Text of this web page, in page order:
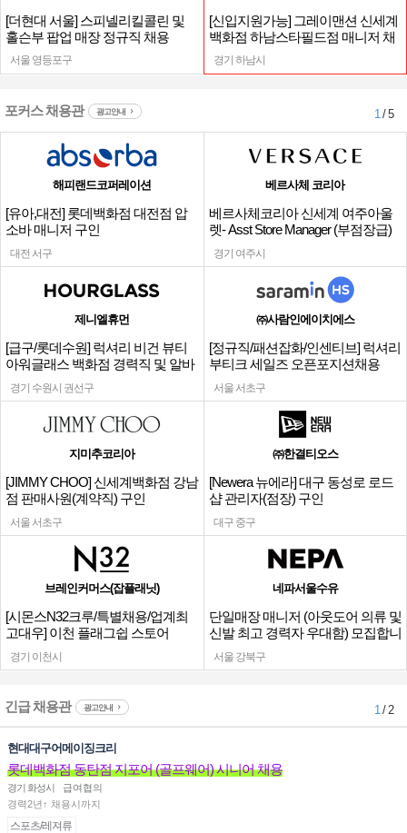
[더현대 서울] 스피넬리킬콜린 및
홀슨부 팝업 매장 정규직 채용
서울 영등포구
[신입지원가능] 그레이맨션 신세계
백화점 하남스타필드점 매니저 채
용
경기 하남시
포커스 채용관 광고안내 1/ 5
해피랜드코퍼레이션
[유아,대전] 롯데백화점 대전점 압
소바 매니저 구인
대전 서구
베르사체 코리아
베르사체코리아 신세계 여주아울
렛- Asst Store Manager (부점장급)
채용
경기 여주시
제니엘휴먼
[급구/롯데수원] 럭셔리 비건 뷰티
아워글래스 백화점 경력직 및 알바
채용
경기 수원시 권선구
㈜사람인에이치에스
[정규직/패션잡화/인센티브] 럭셔리
부티크 세일즈 오픈포지션채용
서울 서초구
지미추코리아
[JIMMY CHOO] 신세계백화점 강남
점 판매사원(계약직) 구인
서울 서초구
㈜한결티오스
[Newera 뉴에라] 대구 동성로 로드
샵 관리자(점장) 구인
대구 중구
브레인커머스(잡플래닛)
[시몬스N32크루/특별채용/업계최
고대우] 이천 플래그쉽 스토어
경기 이천시
네파서울수유
단일매장 매니저 (아웃도어 의류 및
신발 최고 경력자 우대함) 모집합니
다.
서울 강북구
긴급 채용관 광고안내 1/ 2
현대대구어메이징크리
롯데백화점 동탄점 지포어 (골프웨어) 시니어 채용
경기 화성시
급여협의
경력2년↑ 채용시까지
스포츠/레져류